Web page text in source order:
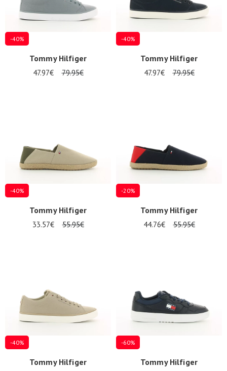
SE
-40%
Tommy Hilfiger
47.97€ 79.95€
-40%
Tommy Hilfiger
47.97€ 79.95€
-40%
Tommy Hilfiger
33.57€ 55.95€
-20%
Tommy Hilfiger
44.76€ 55.95€
-40%
Tommy Hilfiger
-60%
Tommy Hilfiger